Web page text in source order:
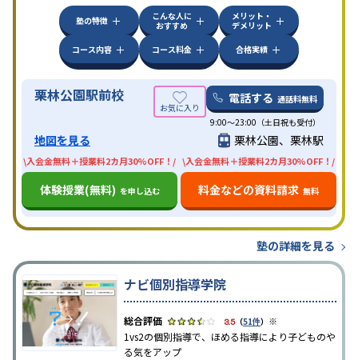
塾の特徴
こんな人に
おすすめ
メリット・
デメリット
コース内容
コース料金 合格実績
栗林公園駅前校 電話する 通話料無料
9:00～23:00（土日祝も受付）
地図を見る 栗林公園、栗林駅
\入会金無料＋授業料2カ月30%OFF！/
体験授業(無料) を申し込む
\入会金無料＋授業料2カ月30%OFF！/
料金などの資料請求 無料
塾の詳細を見る
ナビ個別指導学院
3.5（51件） ※
1vs2の個別指導で、ほめる指導により子どものや
る気をアップ